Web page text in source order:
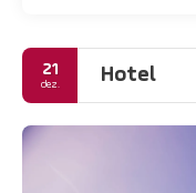
21
dez. Hotel